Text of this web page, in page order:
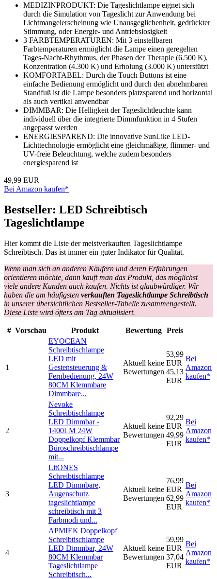
MEDIZINPRODUKT: Die Tageslichtlampe eignet sich
durch die Simulation von Tageslicht zur Anwendung bei
Lichtmangelerscheinung wie Unausgeglichenheit, gedrückter
Stimmung, oder Energie- und Antriebslosigkeit
3 FARBTEMPERATUREN: Mit 3 einstellbaren
Farbtemperaturen ermöglicht die Lampe einen geregelten
Tages-Nacht-Rhythmus, der Phasen der Therapie (6.500 K),
Konzentration (4.300 K) und Erholung (3.000 K) unterstützt
KOMFORTABEL: Durch die Touch Buttons ist eine
einfache Bedienung ermöglicht und durch den abnehmbaren
Standfuß ist die Lampe besonders platzsparend und horizontal
als auch vertikal anwendbar
DIMMBAR: Die Helligkeit der Tageslichtleuchte kann
individuell über die integrierte Dimmfunktion in 4 Stufen
angepasst werden
ENERGIESPAREND: Die innovative SunLike LED-
Lichttechnologie ermöglicht eine gleichmäßige, flimmer- und
UV-freie Beleuchtung, welche zudem besonders
energiesparend ist
49,99 EUR
Bei Amazon kaufen*
Bestseller: LED Schreibtisch
Tageslichtlampe
Hier kommt die Liste der meistverkauften Tageslichtlampe
Schreibtisch. Das ist immer ein guter Indikator für Qualität.
Wenn man sich an anderen Käufern und deren Erfahrungen
orientieren möchte, dann kauft man das Produkt, das möglichst
viele andere Kunden auch kaufen. Nichts ist glaubwürdiger. Wir
haben die am häufigsten verkauften Tageslichtlampe Schreibtisch
in unserer übersichtlichen Bestseller-Tabelle zusammengestellt.
Diese Liste wird öfters am Tag aktualisiert.
# Vorschau Produkt Bewertung Preis
1
EYOCEAN
Schreibtischlampe
LED mit
Gestensteuerung &
Fernbedienung, 24W
80CM Klemmbare
Dimmbare...
Aktuell keine
Bewertungen
53,99
EUR
45,13
EUR
Bei
Amazon
kaufen*
2
Nevoke
Schreibtischlampe
LED Dimmbar -
1400LM 24W
Doppelkopf Klemmbar
Büroschreibtischlampe
mit...
Aktuell keine
Bewertungen
92,29
EUR
49,99
EUR
Bei
Amazon
kaufen*
3
LitONES
Schreibtischlampe
LED Dimmbare,
Augenschutz
tageslichtlampe
schreibtisch mit 3
Farbmodi und...
Aktuell keine
Bewertungen
76,99
EUR
62,99
EUR
Bei
Amazon
kaufen*
4
APMIEK Doppelkopf
Schreibtischlampe
LED Dimmbar, 24W
80CM Klemmbar
Tageslichtlampe
Schreibtisch...
Aktuell keine
Bewertungen
59,99
EUR
37,04
EUR
Bei
Amazon
kaufen*